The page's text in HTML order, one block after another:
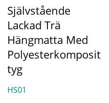
Självstående
Lackad Trä
Hängmatta Med
Polyesterkomposit
Tyg
HS01